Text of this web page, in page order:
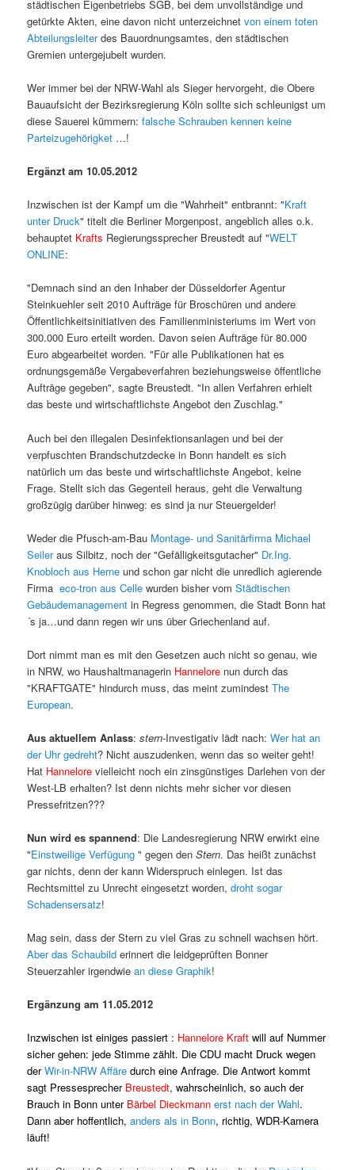
städtischen Eigenbetriebs SGB, bei dem unvollständige und
getürkte Akten, eine davon nicht unterzeichnetvon einem toten
Abteilungsleiterdes Bauordnungsamtes, den städtischen
Gremien untergejubelt wurden.
Wer immer bei der NRW-Wahl als Sieger hervorgeht, die Obere
Bauaufsicht der Bezirksregierung Köln sollte sich schleunigst um
diese Sauerei kümmern:falsche Schrauben kennen keine
Parteizugehörigket …!
Ergänzt am 10.05.2012
Inzwischen ist der Kampf um die "Wahrheit" entbrannt: "Kraft
unter Druck" titelt die Berliner Morgenpost, angeblich alles o.k.
behauptet Krafts Regierungssprecher Breustedt auf "WELT
ONLINE:
"Demnach sind an den Inhaber der Düsseldorfer Agentur
Steinkuehler seit 2010 Aufträge für Broschüren und andere
Öffentlichkeitsinitiativen des Familienministeriums im Wert von
300.000 Euro erteilt worden. Davon seien Aufträge für 80.000
Euro abgearbeitet worden. "Für alle Publikationen hat es
ordnungsgemäße Vergabeverfahren beziehungsweise öffentliche
Aufträge gegeben", sagte Breustedt. "In allen Verfahren erhielt
das beste und wirtschaftlichste Angebot den Zuschlag."
Auch bei den illegalen Desinfektionsanlagen und bei der
verpfuschten Brandschutzdecke in Bonn handelt es sich
natürlich um das beste und wirtschaftlichste Angebot, keine
Frage. Stellt sich das Gegenteil heraus, geht die Verwaltung
großzügig darüber hinweg: es sind ja nur Steuergelder!
Weder die Pfusch-am-Bau Montage- und Sanitärfirma Michael
Seileraus Silbitz, noch der "Gefälligkeitsgutacher" Dr.Ing.
Knobloch aus Herne und schon gar nicht die unredlich agierende
Firmaeco-tron aus Cellewurden bisher vomStädtischen
Gebäudemanagementin Regress genommen, die Stadt Bonn hat
´s ja…und dann regen wir uns über Griechenland auf.
Dort nimmt man es mit den Gesetzen auch nicht so genau, wie
in NRW, wo Haushaltmanagerin Hannelore nun durch das
"KRAFTGATE" hindurch muss, das meint zumindestThe
European.
Aus aktuellem Anlass:stern-Investigativ lädt nach:Wer hat an
der Uhr gedreht? Nicht auszudenken, wenn das so weiter geht!
Hat Hannelore vielleicht noch ein zinsgünstiges Darlehen von der
West-LB erhalten? Ist denn nichts mehr sicher vor diesen
Pressefritzen???
Nun wird es spannend: Die Landesregierung NRW erwirkt eine
"Einstweilige Verfügung " gegen denStern. Das heißt zunächst
gar nichts, denn der kann Widerspruch einlegen. Ist das
Rechtsmittel zu Unrecht eingesetzt worden,droht sogar
Schadensersatz!
Mag sein, dass der Stern zu viel Gras zu schnell wachsen hört.
Aber das Schaubild erinnert die leidgeprüften Bonner
Steuerzahler irgendwiean diese Graphik!
Ergänzung am 11.05.2012
Inzwischen ist einiges passiert : Hannelore Kraft will auf Nummer
sicher gehen:jede Stimme zählt. Die CDU macht Druck wegen
derWir-in-NRW Affäredurch eine Anfrage. Die Antwort kommt
sagt Pressesprecher Breustedt, wahrscheinlich, so auch der
Brauch in Bonn unter Bärbel Dieckmann erst nach der Wahl.
Dann aber hoffentlich,anders als in Bonn, richtig, WDR-Kamera
läuft!